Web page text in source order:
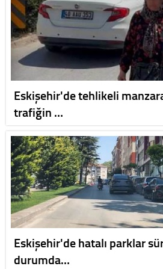
Eskişehir'de tehlikeli
trafiğin …
Eskişehir'de hatalı parklar
durumda…